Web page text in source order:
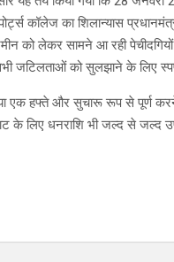
कॉलेज का शिलान्यास प्रधानमंत्री
को लेकर सामने आ रही
जटिलताओं को सुलझाने के लिए
एक हफ्ते और सुचारू रूप से पूर्ण
के लिए धनराशि भी जल्द से जल्द